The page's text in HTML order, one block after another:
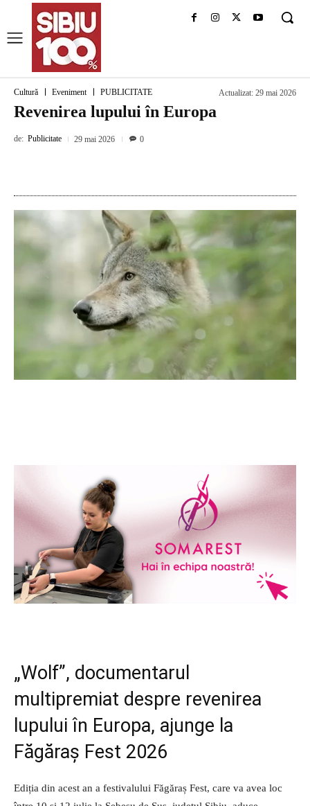
Cultură Eveniment PUBLICITATE Actualizat: 29 mai 2026
Revenirea lupului în Europa
de: Publicitate 29 mai 2026 0
„Wolf”, documentarul
multipremiat despre revenirea
lupului în Europa, ajunge la
Făgăraș Fest 2026
Ediția din acest an a festivalului Făgăraș Fest, care va avea loc